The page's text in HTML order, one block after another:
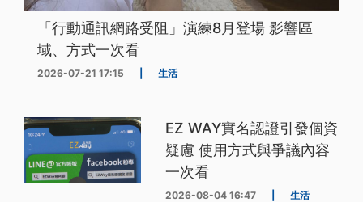
「行動通訊網路受阻」演練8月登場 影響區
域、方式一次看
2026-07-21 17:15 生活
EZ WAY實名認證引發個資
疑慮 使用方式與爭議內容
一次看
2026-08-04 16:47 生活